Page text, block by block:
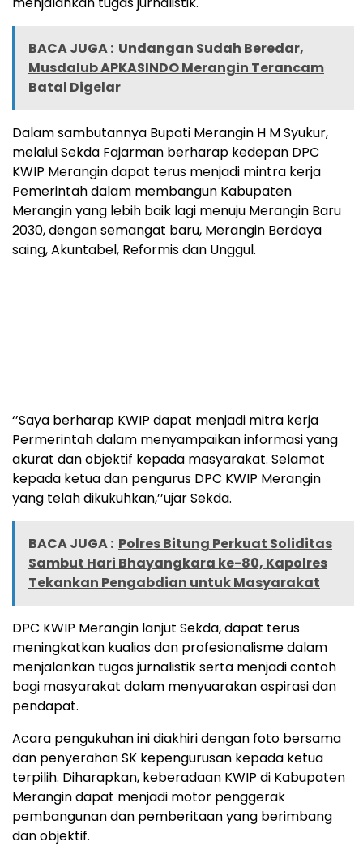
BACA JUGA : Undangan Sudah Beredar,
Musdalub APKASINDO Merangin Terancam
Batal Digelar
Dalam sambutannya Bupati Merangin H M Syukur,
melalui Sekda Fajarman berharap kedepan DPC
KWIP Merangin dapat terus menjadi mintra kerja
Pemerintah dalam membangun Kabupaten
Merangin yang lebih baik lagi menuju Merangin Baru
2030, dengan semangat baru, Merangin Berdaya
saing, Akuntabel, Reformis dan Unggul.
‘’Saya berharap KWIP dapat menjadi mitra kerja
Permerintah dalam menyampaikan informasi yang
akurat dan objektif kepada masyarakat. Selamat
kepada ketua dan pengurus DPC KWIP Merangin
yang telah dikukuhkan,’’ujar Sekda.
BACA JUGA : Polres Bitung Perkuat Soliditas
Sambut Hari Bhayangkara ke-80, Kapolres
Tekankan Pengabdian untuk Masyarakat
DPC KWIP Merangin lanjut Sekda, dapat terus
meningkatkan kualias dan profesionalisme dalam
menjalankan tugas jurnalistik serta menjadi contoh
bagi masyarakat dalam menyuarakan aspirasi dan
pendapat.
Acara pengukuhan ini diakhiri dengan foto bersama
dan penyerahan SK kepengurusan kepada ketua
terpilih. Diharapkan, keberadaan KWIP di Kabupaten
Merangin dapat menjadi motor penggerak
pembangunan dan pemberitaan yang berimbang
dan objektif.